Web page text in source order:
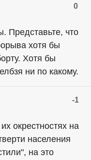
0
Представьте, что
хотя бы
Хотя бы
ни по какому.
-1
окрестностях на
населения
на это